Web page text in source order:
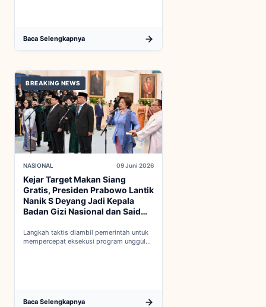
Baca Selengkapnya
BREAKING NEWS
NASIONAL 09 Juni 2026
Kejar Target Makan Siang
Gratis, Presiden Prabowo Lantik
Nanik S Deyang Jadi Kepala
Badan Gizi Nasional dan Said
Langkah taktis diambil pemerintah untuk
mempercepat eksekusi program unggulan
Baca Selengkapnya